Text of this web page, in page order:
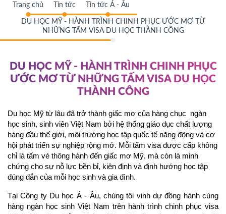
Trang chủ Tin tức Tin tức Á - Âu
DU HỌC MỸ - HÀNH TRÌNH CHINH PHỤC ƯỚC MƠ TỪ
NHỮNG TẤM VISA DU HỌC THÀNH CÔNG
DU HỌC MỸ - HÀNH TRÌNH CHINH PHỤC
ƯỚC MƠ TỪ NHỮNG TẤM VISA DU HỌC
THÀNH CÔNG
Du học Mỹ từ lâu đã trở thành giấc mơ của hàng chục  ngàn
học sinh, sinh viên Việt Nam bởi hệ thống giáo dục chất lượng
hàng đầu thế giới, môi trường học tập quốc tế năng động và cơ
hội phát triển sự nghiệp rộng mở. Mỗi tấm visa được cấp không
chỉ là tấm vé thông hành đến giấc mơ Mỹ, mà còn là minh
chứng cho sự nỗ lực bền bỉ, kiên định và định hướng học tập
đúng đắn của mỗi học sinh và gia đình.
Tại Công ty Du học Á - Âu, chúng tôi vinh dự đồng hành cùng
hàng ngàn học sinh Việt Nam trên hành trình chinh phục visa